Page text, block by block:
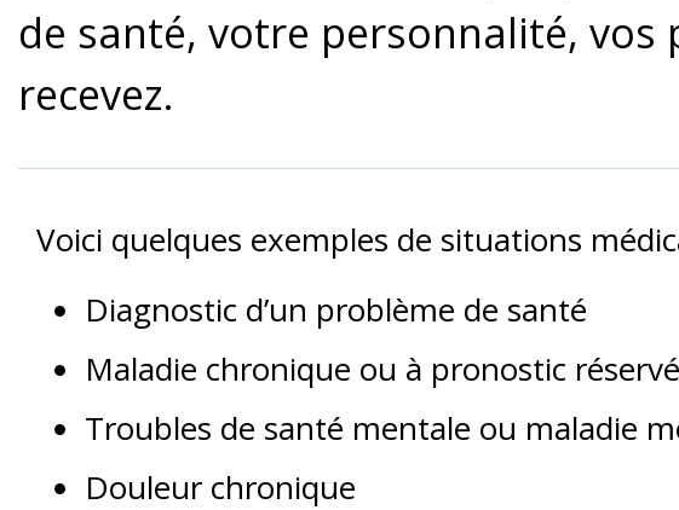
de santé, votre personnalité,
recevez.
Voici quelques exemples de situations
Diagnostic d’un problème de santé
Maladie chronique ou à pronostic réservé
Troubles de santé mentale ou maladie
Douleur chronique